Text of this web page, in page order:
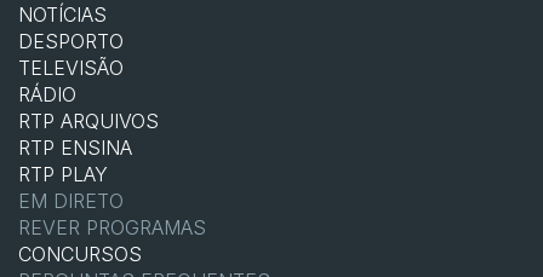
NOTÍCIAS
DESPORTO
TELEVISÃO
RÁDIO
RTP ARQUIVOS
RTP ENSINA
RTP PLAY
EM DIRETO
REVER PROGRAMAS
CONCURSOS